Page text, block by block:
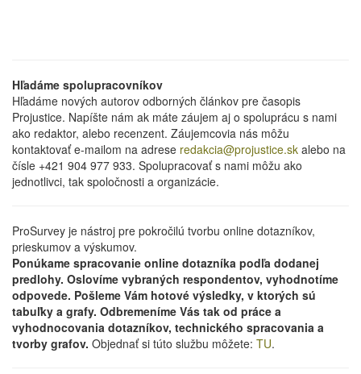
Hľadáme spolupracovníkov
Hľadáme nových autorov odborných článkov pre časopis
Projustice. Napíšte nám ak máte záujem aj o spoluprácu s nami
ako redaktor, alebo recenzent. Záujemcovia nás môžu
kontaktovať e-mailom na adrese redakcia@projustice.sk alebo na
čísle +421 904 977 933. Spolupracovať s nami môžu ako
jednotlivci, tak spoločnosti a organizácie.
ProSurvey je nástroj pre pokročilú tvorbu online dotazníkov,
prieskumov a výskumov.
Ponúkame spracovanie online dotazníka podľa dodanej
predlohy. Oslovíme vybraných respondentov, vyhodnotíme
odpovede. Pošleme Vám hotové výsledky, v ktorých sú
tabuľky a grafy. Odbremeníme Vás tak od práce a
vyhodnocovania dotazníkov, technického spracovania a
tvorby grafov. Objednať si túto službu môžete: TU.